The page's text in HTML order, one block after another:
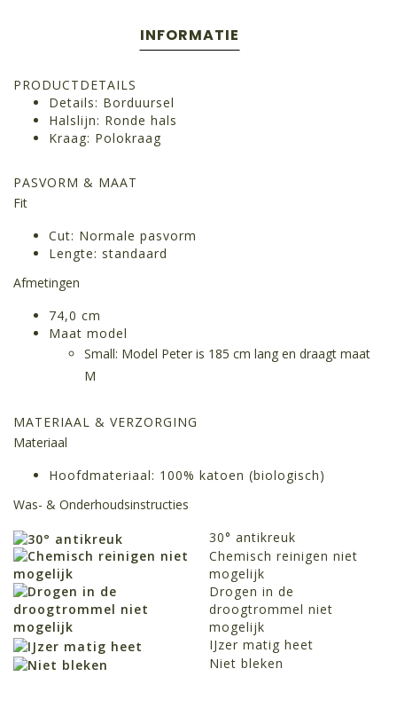
INFORMATIE
PRODUCTDETAILS
Details: Borduursel
Halslijn: Ronde hals
Kraag: Polokraag
PASVORM & MAAT
Fit
Cut: Normale pasvorm
Lengte: standaard
Afmetingen
74,0 cm
Maat model
Small: Model Peter is 185 cm lang en draagt maat
M
MATERIAAL & VERZORGING
Materiaal
Hoofdmateriaal: 100% katoen (biologisch)
Was- & Onderhoudsinstructies
30° antikreuk
Chemisch reinigen niet
mogelijk
Drogen in de
droogtrommel niet
mogelijk
IJzer matig heet
Niet bleken